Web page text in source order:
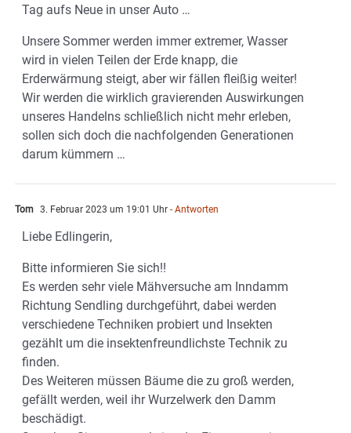
Tag aufs Neue in unser Auto …
Unsere Sommer werden immer extremer, Wasser
wird in vielen Teilen der Erde knapp, die
Erderwärmung steigt, aber wir fällen fleißig weiter!
Wir werden die wirklich gravierenden Auswirkungen
unseres Handelns schließlich nicht mehr erleben,
sollen sich doch die nachfolgenden Generationen
darum kümmern …
Tom 3. Februar 2023 um 19:01 Uhr - Antworten
Liebe Edlingerin,
Bitte informieren Sie sich!!
Es werden sehr viele Mähversuche am Inndamm
Richtung Sendling durchgeführt, dabei werden
verschiedene Techniken probiert und Insekten
gezählt um die insektenfreundlichste Technik zu
finden.
Des Weiteren müssen Bäume die zu groß werden,
gefällt werden, weil ihr Wurzelwerk den Damm
beschädigt.